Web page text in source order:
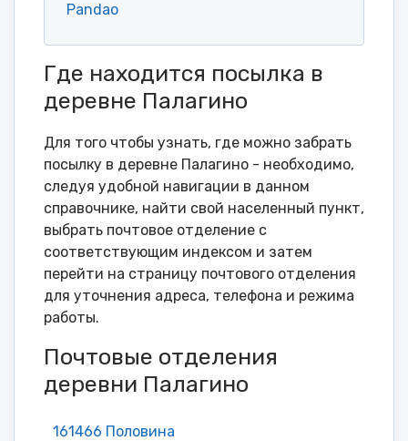
Pandao
Где находится посылка в
деревне Палагино
Для того чтобы узнать, где можно забрать
посылку в деревне Палагино - необходимо,
следуя удобной навигации в данном
справочнике, найти свой населенный пункт,
выбрать почтовое отделение с
соответствующим индексом и затем
перейти на страницу почтового отделения
для уточнения адреса, телефона и режима
работы.
Почтовые отделения
деревни Палагино
161466 Половина